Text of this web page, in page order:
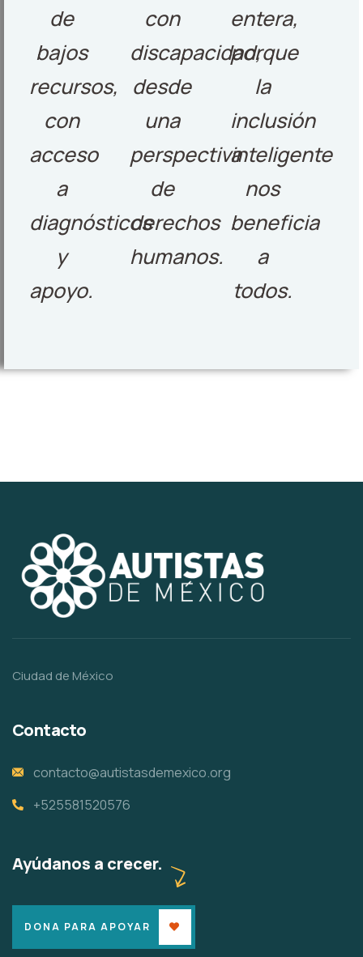
de
bajos
recursos,
con
acceso
a
diagnósticos
y
apoyo.
con
discapacidad,
desde
una
perspectiva
de
derechos
humanos.
entera,
porque
la
inclusión
inteligente
nos
beneficia
a
todos.
Ciudad de México
Contacto
contacto@autistasdemexico.org
+525581520576
Ayúdanos a crecer.
DONA PARA APOYAR